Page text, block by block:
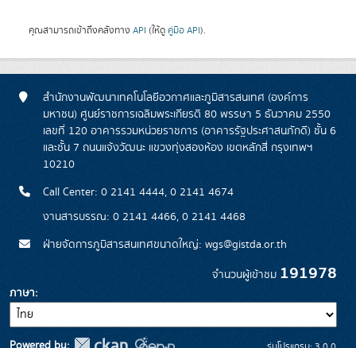
คุณสามารถเข้าถึงคลังทาง API (ให้ดู คู่มือ API).
สำนักงานพัฒนาเทคโนโลยีอวกาศและภูมิสารสนเทศ (องค์การ
มหาชน) ศูนย์ราชการเฉลิมพระเกียรติ 80 พรรษา 5 ธันวาคม 2550
เลขที่ 120 อาคารรวมหน่วยราชการ (อาคารรัฐประศาสนภักดี) ชั้น 6
และชั้น 7 ถนนแจ้งวัฒนะ แขวงทุ่งสองห้อง เขตหลักสี่ กรุงเทพฯ
10210
Call Center: 0 2141 4444, 0 2141 4674
งานสารบรรณ: 0 2141 4466, 0 2141 4468
ฝ่ายจัดการภูมิสารสนเทศขนาดใหญ่: wgs@gistda.or.th
จำนวนผู้เข้าชม 191978
ภาษา